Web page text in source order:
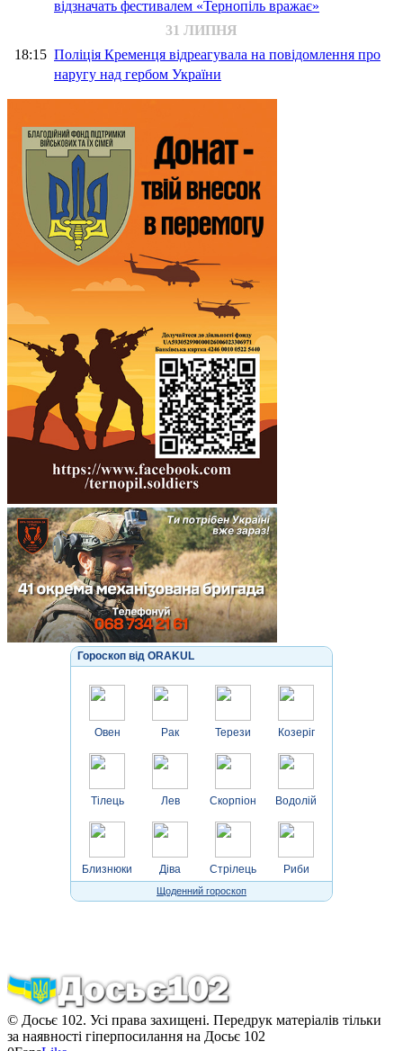
відзначать фестивалем «Тернопіль вражає»
31 ЛИПНЯ
18:15 Поліція Кременця відреагувала на повідомлення про
наругу над гербом України
Гороскоп від ORAKUL
Овен
Тілець
Близнюки
Рак
Лев
Діва
Терези
Скорпіон
Стрілець
Козеріг
Водолій
Риби
Щоденний гороскоп
© Досьє 102. Усі права захищені. Передрук матеріалів тільки
за наявності гіперпосилання на Досьє 102